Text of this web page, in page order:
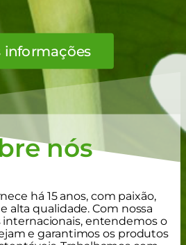
informações
nós
há 15 anos, com paixão,
alta qualidade. Com nossa
internacionais, entendemos o
e garantimos os produtos